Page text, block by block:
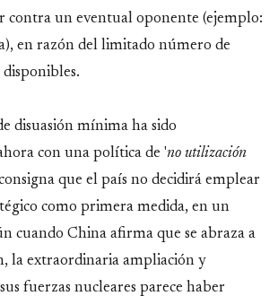
contra un eventual oponente (ejemplo:
en razón del limitado número de
disuasión mínima ha sido
con una política de 'no utilización
que el país no decidirá emplear
como primera medida, en un
cuando China afirma que se abraza a
la extraordinaria ampliación y
fuerzas nucleares parece haber